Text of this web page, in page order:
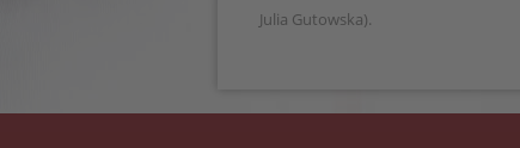
Julia Gutowska).